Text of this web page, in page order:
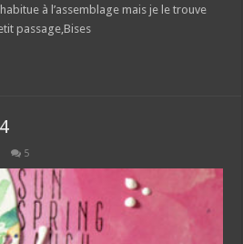
à l’assemblage mais je le trouve
passage,Bises
5